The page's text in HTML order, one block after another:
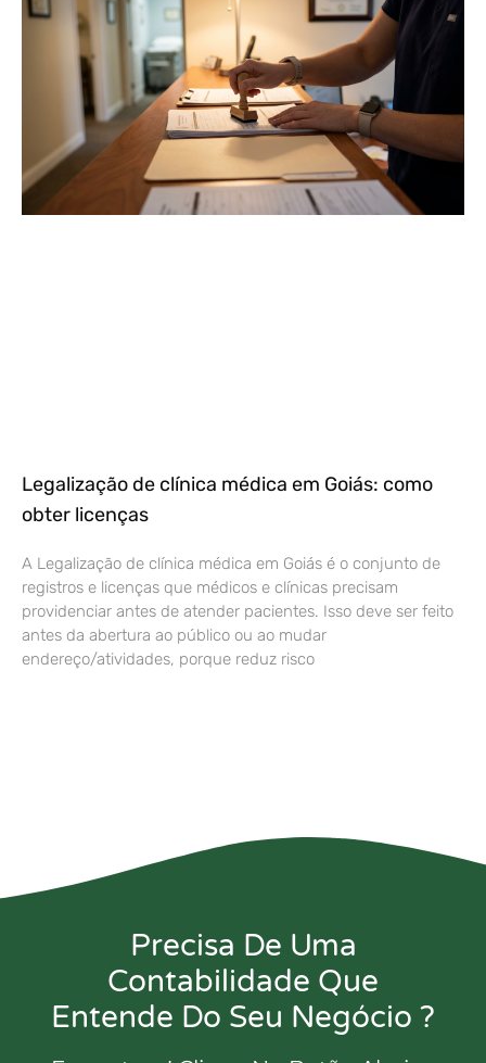
Legalização de clínica médica em Goiás: como
obter licenças
A Legalização de clínica médica em Goiás é o conjunto de
registros e licenças que médicos e clínicas precisam
providenciar antes de atender pacientes. Isso deve ser feito
antes da abertura ao público ou ao mudar
endereço/atividades, porque reduz risco
Precisa De Uma
Contabilidade Que
Entende Do Seu Negócio ?